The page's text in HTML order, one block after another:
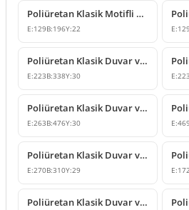
Poliüretan Klasik Motifli Duvar ve Mobilya Süsleme Modeli
E:129B:196Y:22 E:129
Poliüretan Klasik Duvar ve Mobilya Süsleme Modelleri
E:223B:338Y:30 E:223
Poliüretan Klasik Duvar ve Mobilya Süsleme Modelleri
E:263B:476Y:30 E:469
Poliüretan Klasik Duvar ve Mobilya Süsleme Modelleri
E:270B:310Y:29 E:172
Poliüretan Klasik Duvar ve Mobilya Süsleme Modelleri